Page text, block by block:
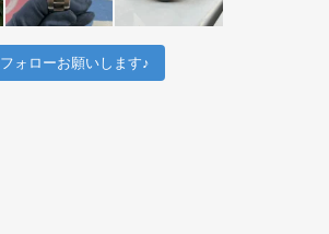
フォローお願いします♪